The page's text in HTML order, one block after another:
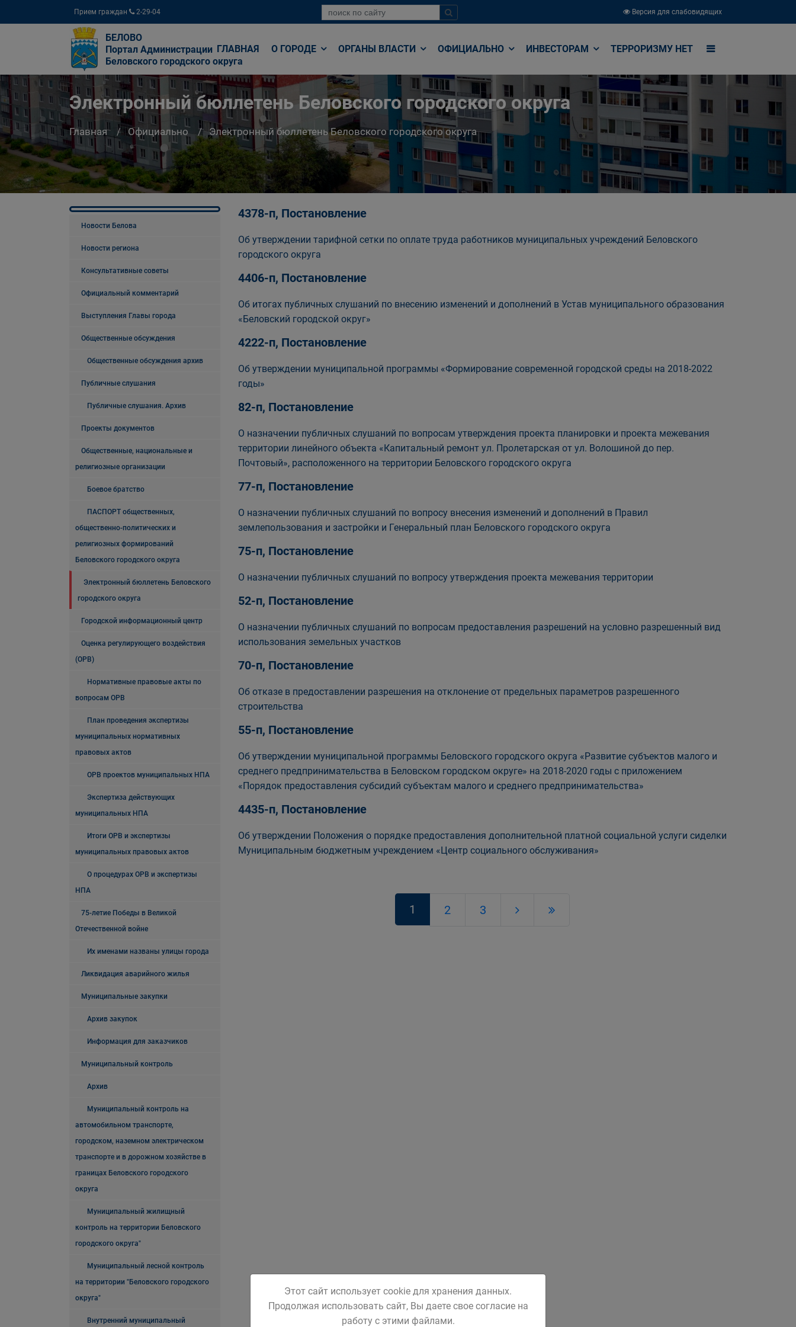
Прием граждан 2-29-04 Версия для слабовидящих
БЕЛОВО
Портал Администрации
Беловского городского округа
ГЛАВНАЯ О ГОРОДЕ ОРГАНЫ ВЛАСТИ ОФИЦИАЛЬНО ИНВЕСТОРАМ ТЕРРОРИЗМУ НЕТ
Электронный бюллетень Беловского городского округа
Главная Официально Электронный бюллетень Беловского городского округа
Новости Белова
Новости региона
Консультативные советы
Официальный комментарий
Выступления Главы города
Общественные обсуждения
Общественные обсуждения архив
Публичные слушания
Публичные слушания. Архив
Проекты документов
Общественные, национальные и
религиозные организации
Боевое братство
ПАСПОРТ общественных,
общественно-политических и
религиозных формирований
Беловского городского округа
Электронный бюллетень Беловского
городского округа
Городской информационный центр
Оценка регулирующего воздействия
(ОРВ)
Нормативные правовые акты по
вопросам ОРВ
План проведения экспертизы
муниципальных нормативных
правовых актов
ОРВ проектов муниципальных НПА
Экспертиза действующих
муниципальных НПА
Итоги ОРВ и экспертизы
муниципальных правовых актов
О процедурах ОРВ и экспертизы
НПА
75-летие Победы в Великой
Отечественной войне
Их именами названы улицы города
Ликвидация аварийного жилья
Муниципальные закупки
Архив закупок
Информация для заказчиков
Муниципальный контроль
Архив
Муниципальный контроль на
автомобильном транспорте,
городском, наземном электрическом
транспорте и в дорожном хозяйстве в
границах Беловского городского
округа
Муниципальный жилищный
контроль на территории Беловского
городского округа"
Муниципальный лесной контроль
на территории "Беловского городского
округа"
Внутренний муниципальный
4378-п, Постановление
Об утверждении тарифной сетки по оплате труда работников муниципальных учреждений Беловского
городского округа
4406-п, Постановление
Об итогах публичных слушаний по внесению изменений и дополнений в Устав муниципального образования
«Беловский городской округ»
4222-п, Постановление
Об утверждении муниципальной программы «Формирование современной городской среды на 2018-2022
годы»
82-п, Постановление
О назначении публичных слушаний по вопросам утверждения проекта планировки и проекта межевания
территории линейного объекта «Капитальный ремонт ул. Пролетарская от ул. Волошиной до пер.
Почтовый», расположенного на территории Беловского городского округа
77-п, Постановление
О назначении публичных слушаний по вопросу внесения изменений и дополнений в Правил
землепользования и застройки и Генеральный план Беловского городского округа
75-п, Постановление
О назначении публичных слушаний по вопросу утверждения проекта межевания территории
52-п, Постановление
О назначении публичных слушаний по вопросам предоставления разрешений на условно разрешенный вид
использования земельных участков
70-п, Постановление
Об отказе в предоставлении разрешения на отклонение от предельных параметров разрешенного
строительства
55-п, Постановление
Об утверждении муниципальной программы Беловского городского округа «Развитие субъектов малого и
среднего предпринимательства в Беловском городском округе» на 2018-2020 годы с приложением
«Порядок предоставления субсидий субъектам малого и среднего предпринимательства»
4435-п, Постановление
Об утверждении Положения о порядке предоставления дополнительной платной социальной услуги сиделки
Муниципальным бюджетным учреждением «Центр социального обслуживания»
1 2 3
Этот сайт использует cookie для хранения данных.
Продолжая использовать сайт, Вы даете свое согласие на
работу с этими файлами.